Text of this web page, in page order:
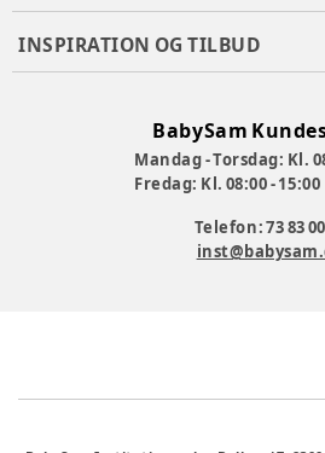
INSPIRATION OG TILBUD
BabySam
Mandag - Torsdag: Kl.
Fredag: Kl. 08:00 - 15:00
Telefon: 73 83